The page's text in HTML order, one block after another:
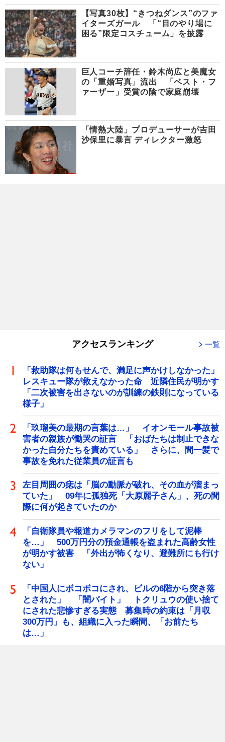
【写真30枚】“きつねダンス”のファ
イターズガール 「“目のやり場に
困る”限定コスチューム」を披露
巨人コーチ辞任・鈴木尚広と美魔女
の「重婚写真」流出 「ベスト・フ
ァーザー」受賞の陰で家庭崩壊
「情熱大陸」プロデューサーが吉田
沙保里に暴言 ディレクター激怒
アクセスランキング 一覧
「救助隊は何もせんで、満足に声かけしなかった」
レスキュー隊が救えなかった命 近隣住民が明かす
「二次被害を出さないのが訓練の鉄則になっている
様子」
「玖瑠美の最期の言葉は…」 イオンモール事故被
害者の親族が慟哭の証言 「おばたちは制止できな
かった自分たちを責めている」 さらに、間一髪で
事故を免れた従業員の証言も
左目周囲の痣は「脳の動脈が破れ、その血が溜まっ
ていた」 09年に孤独死「大原麗子さん」、死の間
際に何が起きていたのか
「自衛隊員や報道カメラマンのフリをして泥棒
を…」 500万円分の預金通帳を盗まれた高齢女性
が明かす被害 「外出が怖くなり、避難所にも行け
ない」
「中国人にボコボコにされ、ビルの6階から突き落
とされた」 「闇バイト」 トクリュウの使い捨て
にされた悲惨すぎる実態 募集時の約束は「月収
300万円」も、組織に入った瞬間、「お前たち
は…」